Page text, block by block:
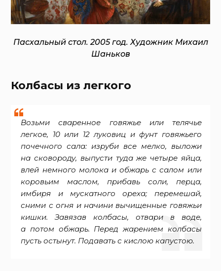
Пасхальный стол. 2005 год. Художник Михаил
Шаньков
Колбасы из легкого
Возьми сваренное говяжье или телячье
легкое, 10 или 12 луковиц и фунт говяжьего
почечного сала: изруби все мелко, выложи
на сковороду, выпусти туда же четыре яйца,
влей немного молока и обжарь с салом или
коровьим маслом, прибавь соли, перца,
имбиря и мускатного ореха; перемешай,
сними с огня и начини вычищенные говяжьи
кишки. Завязав колбасы, отвари в воде,
а потом обжарь. Перед жарением колбасы
пусть остынут. Подавать с кислою капустою.